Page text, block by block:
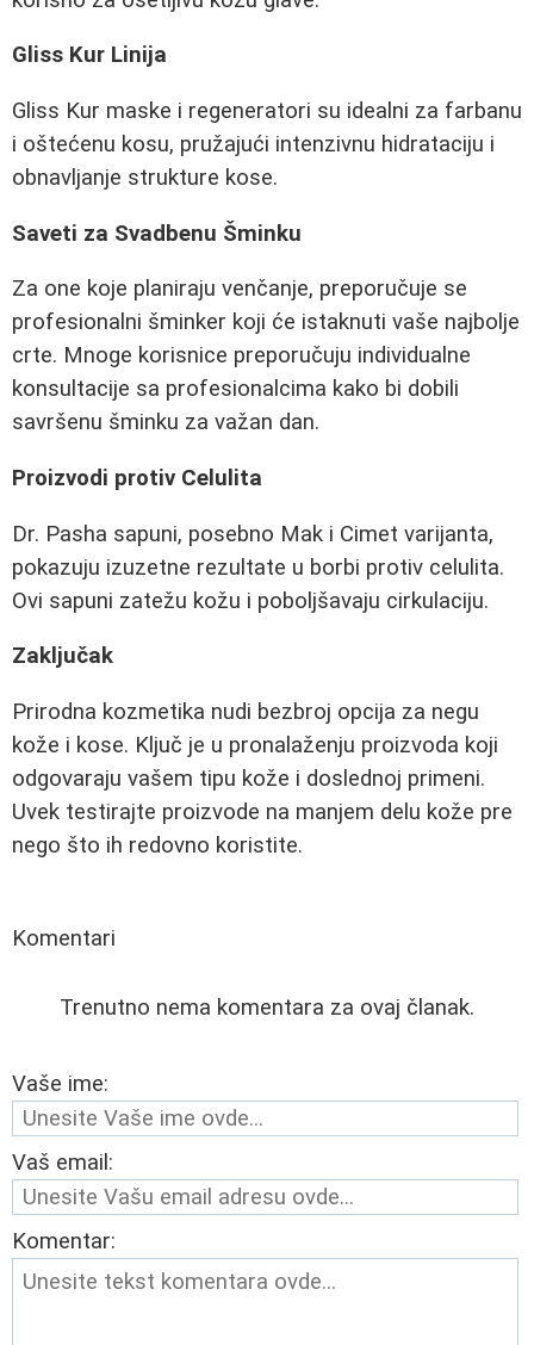
Gliss Kur Linija
Gliss Kur maske i regeneratori su idealni za farbanu
i oštećenu kosu, pružajući intenzivnu hidrataciju i
obnavljanje strukture kose.
Saveti za Svadbenu Šminku
Za one koje planiraju venčanje, preporučuje se
profesionalni šminker koji će istaknuti vaše najbolje
crte. Mnoge korisnice preporučuju individualne
konsultacije sa profesionalcima kako bi dobili
savršenu šminku za važan dan.
Proizvodi protiv Celulita
Dr. Pasha sapuni, posebno Mak i Cimet varijanta,
pokazuju izuzetne rezultate u borbi protiv celulita.
Ovi sapuni zatežu kožu i poboljšavaju cirkulaciju.
Zaključak
Prirodna kozmetika nudi bezbroj opcija za negu
kože i kose. Ključ je u pronalaženju proizvoda koji
odgovaraju vašem tipu kože i doslednoj primeni.
Uvek testirajte proizvode na manjem delu kože pre
nego što ih redovno koristite.
Komentari
Trenutno nema komentara za ovaj članak.
Vaše ime:
Vaš email:
Komentar: